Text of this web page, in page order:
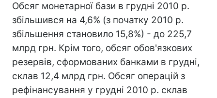
Обсяг монетарної бази в грудні 2010 р.
збільшився на 4,6% (з початку 2010 р.
збільшення становило 15,8%) - до 225,7
млрд грн. Крім того, обсяг обов'язкових
резервів, сформованих банками в грудні,
склав 12,4 млрд грн. Обсяг операцій з
рефінансування у грудні 2010 р. склав